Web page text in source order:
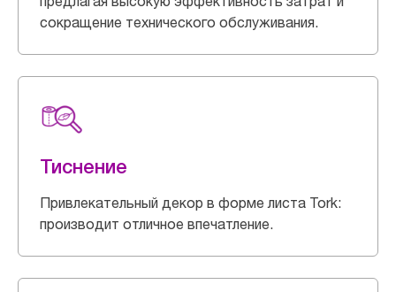
сокращение технического обслуживания.
Тиснение
Привлекательный декор в форме листа Tork:
производит отличное впечатление.